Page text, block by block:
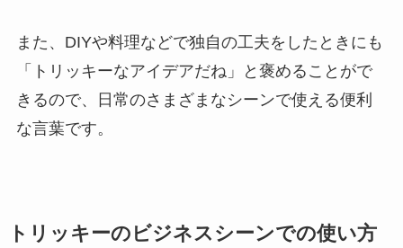
また、DIYや料理などで独自の工夫をしたときにも
「トリッキーなアイデアだね」と褒めることがで
きるので、日常のさまざまなシーンで使える便利
な言葉です。
トリッキーのビジネスシーンでの使い方